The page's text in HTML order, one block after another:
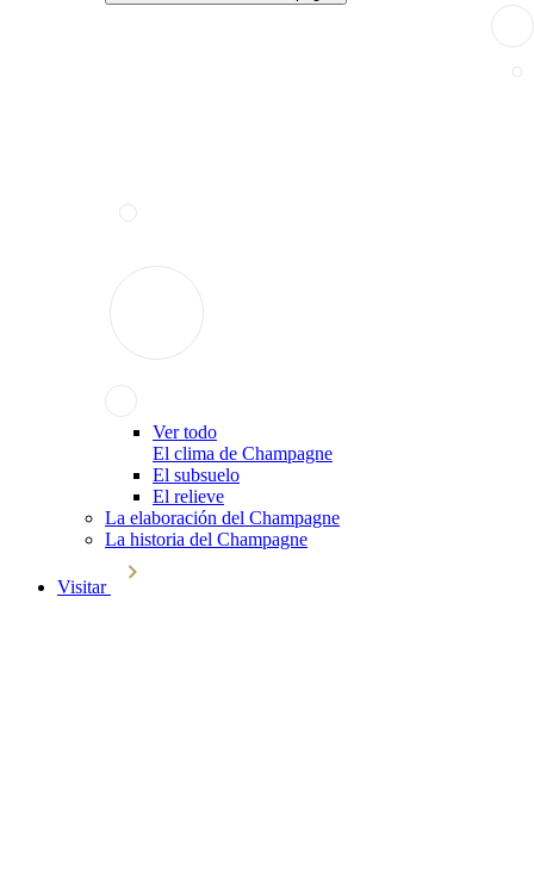
Ver todo
El clima de Champagne
El subsuelo
El relieve
La elaboración del Champagne
La historia del Champagne
Visitar